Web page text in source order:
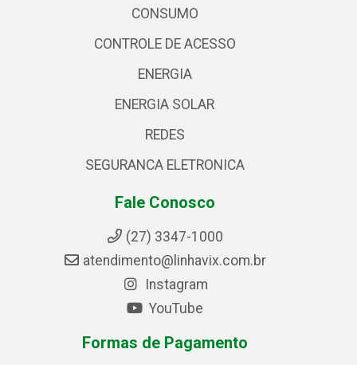
CONSUMO
CONTROLE DE ACESSO
ENERGIA
ENERGIA SOLAR
REDES
SEGURANCA ELETRONICA
Fale Conosco
(27) 3347-1000
atendimento@linhavix.com.br
Instagram
YouTube
Formas de Pagamento